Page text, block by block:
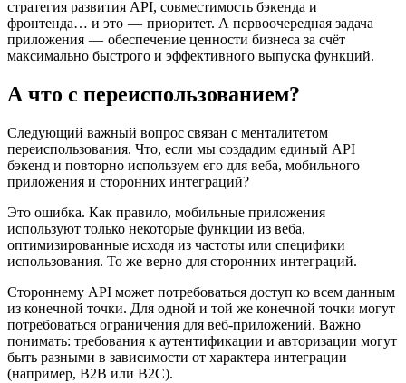
стратегия развития API, совместимость бэкенда и
фронтенда… и это — приоритет. А первоочередная задача
приложения — обеспечение ценности бизнеса за счёт
максимально быстрого и эффективного выпуска функций.
А что с переиспользованием?
Следующий важный вопрос связан с менталитетом
переиспользования. Что, если мы создадим единый API
бэкенд и повторно используем его для веба, мобильного
приложения и сторонних интеграций?
Это ошибка. Как правило, мобильные приложения
используют только некоторые функции из веба,
оптимизированные исходя из частоты или специфики
использования. То же верно для сторонних интеграций.
Стороннему API может потребоваться доступ ко всем данным
из конечной точки. Для одной и той же конечной точки могут
потребоваться ограничения для веб-приложений. Важно
понимать: требования к аутентификации и авторизации могут
быть разными в зависимости от характера интеграции
(например, B2B или B2C).